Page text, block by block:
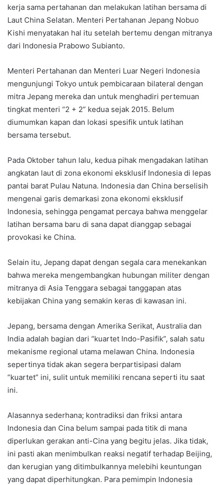
kerja sama pertahanan dan melakukan latihan bersama di
Laut China Selatan. Menteri Pertahanan Jepang Nobuo
Kishi menyatakan hal itu setelah bertemu dengan mitranya
dari Indonesia Prabowo Subianto.
Menteri Pertahanan dan Menteri Luar Negeri Indonesia
mengunjungi Tokyo untuk pembicaraan bilateral dengan
mitra Jepang mereka dan untuk menghadiri pertemuan
tingkat menteri “2 + 2” kedua sejak 2015. Belum
diumumkan kapan dan lokasi spesifik untuk latihan
bersama tersebut.
Pada Oktober tahun lalu, kedua pihak mengadakan latihan
angkatan laut di zona ekonomi eksklusif Indonesia di lepas
pantai barat Pulau Natuna. Indonesia dan China berselisih
mengenai garis demarkasi zona ekonomi eksklusif
Indonesia, sehingga pengamat percaya bahwa menggelar
latihan bersama baru di sana dapat dianggap sebagai
provokasi ke China.
Selain itu, Jepang dapat dengan segala cara menekankan
bahwa mereka mengembangkan hubungan militer dengan
mitranya di Asia Tenggara sebagai tanggapan atas
kebijakan China yang semakin keras di kawasan ini.
Jepang, bersama dengan Amerika Serikat, Australia dan
India adalah bagian dari “kuartet Indo-Pasifik”, salah satu
mekanisme regional utama melawan China. Indonesia
sepertinya tidak akan segera berpartisipasi dalam
“kuartet” ini, sulit untuk memiliki rencana seperti itu saat
ini.
Alasannya sederhana; kontradiksi dan friksi antara
Indonesia dan Cina belum sampai pada titik di mana
diperlukan gerakan anti-Cina yang begitu jelas. Jika tidak,
ini pasti akan menimbulkan reaksi negatif terhadap Beijing,
dan kerugian yang ditimbulkannya melebihi keuntungan
yang dapat diperhitungkan. Para pemimpin Indonesia